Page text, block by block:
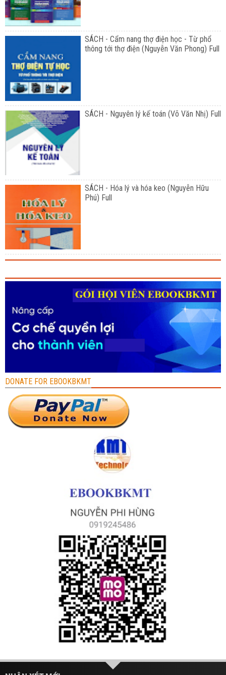
SÁCH - Cẩm nang thợ điện học - Từ phổ
thông tới thợ điện (Nguyễn Văn Phong) Full
SÁCH - Nguyên lý kế toán (Võ Văn Nhị) Full
SÁCH - Hóa lý và hóa keo (Nguyễn Hữu
Phú) Full
DONATE FOR EBOOKBKMT